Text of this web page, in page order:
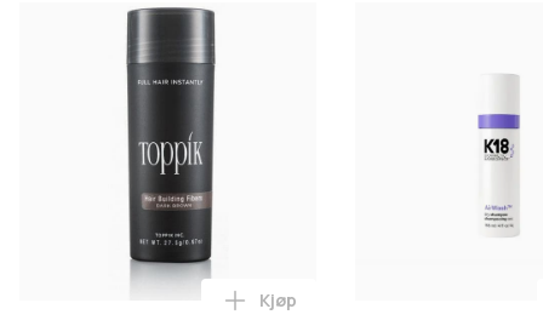
Legg Toppik - 27,5g - Dark
Kjøp